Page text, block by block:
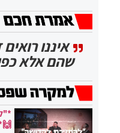
איננו
שהם אלא